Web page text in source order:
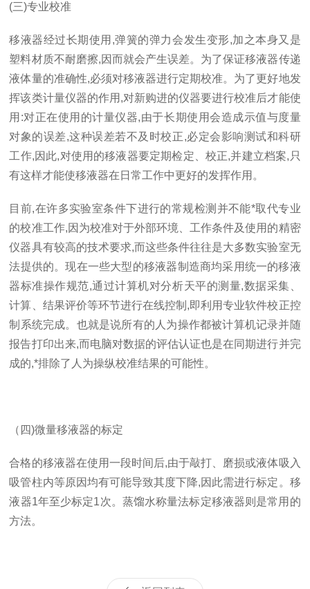
(三)专业校准
移液器经过长期使用,弹簧的弹力会发生变形,加之本身又是
塑料材质不耐磨擦,因而就会产生误差。为了保证移液器传递
液体量的准确性,必须对移液器进行定期校准。为了更好地发
挥该类计量仪器的作用,对新购进的仪器要进行校准后才能使
用:对正在使用的计量仪器,由于长期使用会造成示值与度量
对象的误差,这种误差若不及时校正,必定会影响测试和科研
工作,因此,对使用的移液器要定期检定、校正,并建立档案,只
有这样才能使移液器在日常工作中更好的发挥作用。
目前,在许多实验室条件下进行的常规检测并不能*取代专业
的校准工作,因为校准对于外部环境、工作条件及使用的精密
仪器具有较高的技术要求,而这些条件往往是大多数实验室无
法提供的。现在一些大型的移液器制造商均采用统一的移液
器标准操作规范,通过计算机对分析天平的测量,数据采集、
计算、结果评价等环节进行在线控制,即利用专业软件校正控
制系统完成。也就是说所有的人为操作都被计算机记录并随
报告打印出来,而电脑对数据的评估认证也是在同期进行并完
成的,*排除了人为操纵校准结果的可能性。
（四)微量移液器的标定
合格的移液器在使用一段时间后,由于敲打、磨损或液体吸入
吸管柱内等原因均有可能导致其度下降,因此需进行标定。移
液器1年至少标定1次。蒸馏水称量法标定移液器则是常用的
方法。